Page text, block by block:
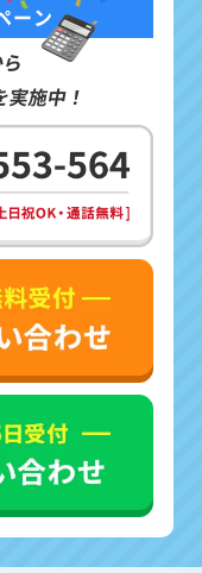
ーン
実施中！